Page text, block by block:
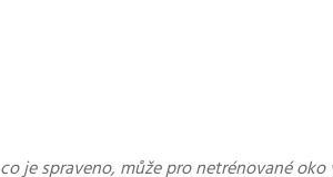
je spraveno, může pro netrénované oko